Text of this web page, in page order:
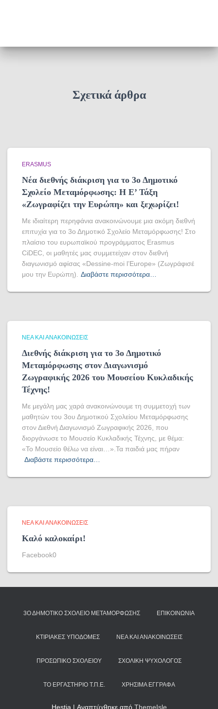
Σχετικά άρθρα
ERASMUS
Νέα διεθνής διάκριση για το 3ο Δημοτικό
Σχολείο Μεταμόρφωσης: Η Ε’ Τάξη
«Ζωγραφίζει την Ευρώπη» και ξεχωρίζει!
Με ιδιαίτερη περηφάνια ανακοινώνουμε μια ακόμη διεθνή
επιτυχία για το 3ο Δημοτικό Σχολείο Μεταμόρφωσης! Στο
πλαίσιο του ευρωπαϊκού προγράμματος Erasmus
CiDEC, οι μαθητές μας συμμετείχαν στον διεθνή
διαγωνισμό αφίσας «Dessine-moi l’Europe» (Ζωγράφισέ
μου την Ευρώπη). Διαβάστε περισσότερα…
ΝΈΑ ΚΑΙ ΑΝΑΚΟΙΝΏΣΕΙΣ
Διεθνής διάκριση για το 3ο Δημοτικό
Μεταμόρφωσης στον Διαγωνισμό
Ζωγραφικής 2026 του Μουσείου Κυκλαδικής
Τέχνης!
Με μεγάλη μας χαρά ανακοινώνουμε τη συμμετοχή των
μαθητών του 3ου Δημοτικού Σχολείου Μεταμόρφωσης
στον Διεθνή Διαγωνισμό Ζωγραφικής 2026, που
διοργάνωσε το Μουσείο Κυκλαδικής Τέχνης, με θέμα:
«Το Μουσείο θέλω να είναι…».Τα παιδιά μας πήραν
Διαβάστε περισσότερα…
ΝΈΑ ΚΑΙ ΑΝΑΚΟΙΝΏΣΕΙΣ
Καλό καλοκαίρι!
Facebook0
3Ο ΔΗΜΟΤΙΚΌ ΣΧΟΛΕΊΟ ΜΕΤΑΜΌΡΦΩΣΗΣ ΕΠΙΚΟΙΝΩΝΊΑ
ΚΤΙΡΙΑΚΈΣ ΥΠΟΔΟΜΈΣ ΝΈΑ ΚΑΙ ΑΝΑΚΟΙΝΏΣΕΙΣ
ΠΡΟΣΩΠΙΚΌ ΣΧΟΛΕΊΟΥ ΣΧΟΛΙΚΉ ΨΥΧΟΛΌΓΟΣ
ΤΟ ΕΡΓΑΣΤΉΡΙΟ Τ.Π.Ε. ΧΡΉΣΙΜΑ ΈΓΓΡΑΦΑ
Hestia | Αναπτύχθηκε από ThemeIsle